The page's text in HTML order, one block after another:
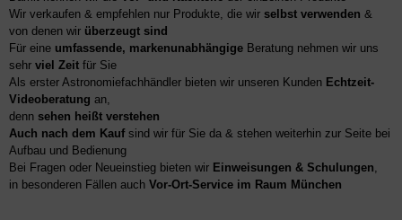
Wir verkaufen & empfehlen nur Produkte, die wir selbst verwenden &
von denen wir überzeugt sind
Für eine umfassende, markenunabhängige Beratung nehmen wir uns
sehr viel Zeit für Sie
Als erster Astronomiefachhändler bieten wir unseren Kunden Echtzeit-
Videoberatung an,
denn sehen heißt verstehen
Auch nach dem Kaufsind wir für Sie da & stehen weiterhin zur Seite bei
Aufbau und Bedienung
Bei Fragen oder Neueinstieg bieten wir Einweisungen & Schulungen,
in besonderen Fällen auch Vor-Ort-Service im Raum München